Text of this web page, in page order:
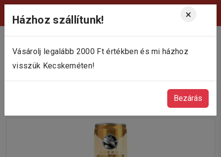
Házhoz szállítunk! ×
Vásárolj legalább 2000 Ft értékben és mi házhoz
visszük Kecskeméten!
Bezárás
Viktória Pékség Kecskemét